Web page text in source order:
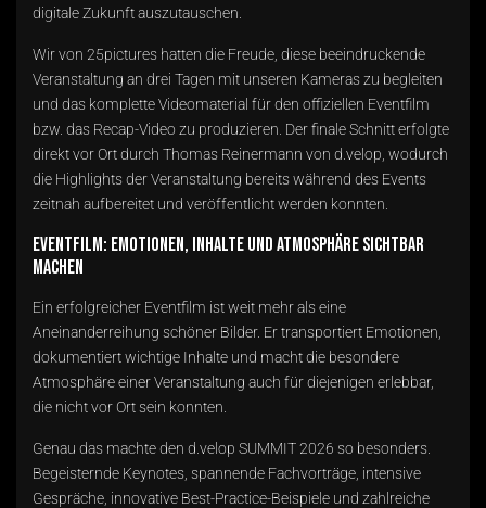
digitale Zukunft auszutauschen.
Wir von 25pictures hatten die Freude, diese beeindruckende
Veranstaltung an drei Tagen mit unseren Kameras zu begleiten
und das komplette Videomaterial für den offiziellen Eventfilm
bzw. das Recap-Video zu produzieren. Der finale Schnitt erfolgte
direkt vor Ort durch Thomas Reinermann von d.velop, wodurch
die Highlights der Veranstaltung bereits während des Events
zeitnah aufbereitet und veröffentlicht werden konnten.
Eventfilm: Emotionen, Inhalte und Atmosphäre sichtbar
machen
Ein erfolgreicher Eventfilm ist weit mehr als eine
Aneinanderreihung schöner Bilder. Er transportiert Emotionen,
dokumentiert wichtige Inhalte und macht die besondere
Atmosphäre einer Veranstaltung auch für diejenigen erlebbar,
die nicht vor Ort sein konnten.
Genau das machte den d.velop SUMMIT 2026 so besonders.
Begeisternde Keynotes, spannende Fachvorträge, intensive
Gespräche, innovative Best-Practice-Beispiele und zahlreiche